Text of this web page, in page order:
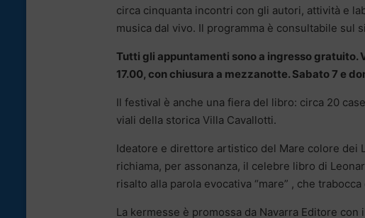
circa cinquanta incontri con gli autori, attività e
musica dal vivo. Il programma è consultabile sul
Tutti gli appuntamenti sono a ingresso gratuito.
17.00, con chiusura a mezzanotte. Sabato 7 e
Il festival è anche una fiera del libro: circa 20
viali della storica Villa Cavallotti.
Ideatore e direttore artistico del Mare colore dei
richiama, per assonanza, il celebre libro di
risalto alla parola evocativa “mare” , che
La kermesse è promossa da Navarra Editore